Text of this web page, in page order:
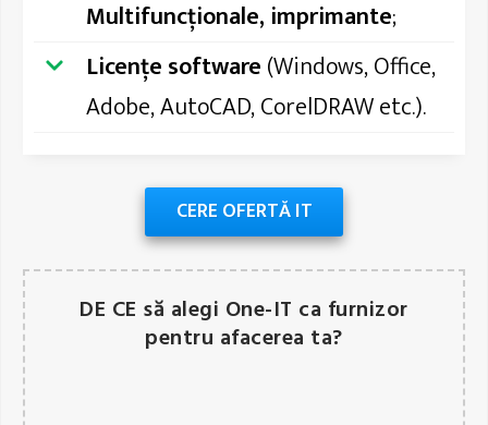
Multifuncționale, imprimante;
Licențe software(Windows, Office,
Adobe, AutoCAD, CorelDRAW etc.).
CERE OFERTĂ IT
DE CE să alegi One-IT ca furnizor
pentru afacerea ta?